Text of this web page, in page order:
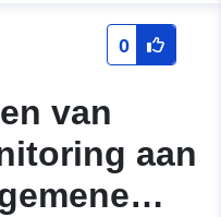
0
van
aan